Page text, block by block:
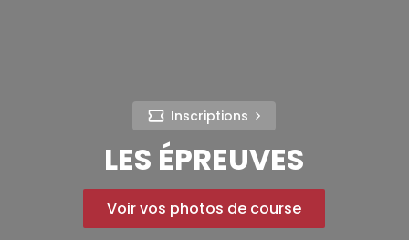
Inscriptions
LES ÉPREUVES
Voir vos photos de course